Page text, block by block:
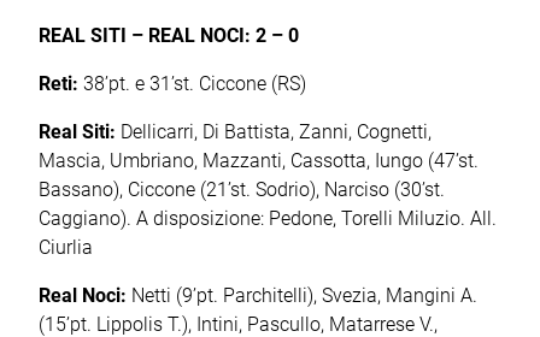
REAL SITI – REAL NOCI: 2 – 0
Reti: 38’pt. e 31’st. Ciccone (RS)
Real Siti: Dellicarri, Di Battista, Zanni, Cognetti,
Mascia, Umbriano, Mazzanti, Cassotta, Iungo (47’st.
Bassano), Ciccone (21’st. Sodrio), Narciso (30’st.
Caggiano). A disposizione: Pedone, Torelli Miluzio. All.
Ciurlia
Real Noci: Netti (9’pt. Parchitelli), Svezia, Mangini A.
(15’pt. Lippolis T.), Intini, Pascullo, Matarrese V.,